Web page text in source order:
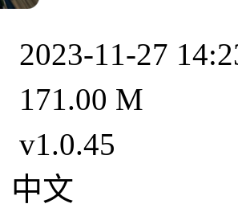
2023-11-27
171.00 M
v1.0.45
中文